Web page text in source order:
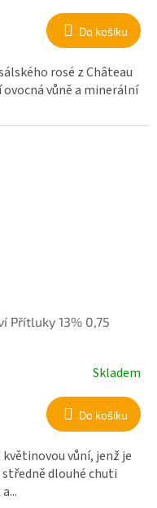
Do košíku
rosé z Château
ovocná vůně a minerální
Přítluky 13% 0,75
Skladem
Do košíku
vůní, jenž je
dlouhé chuti